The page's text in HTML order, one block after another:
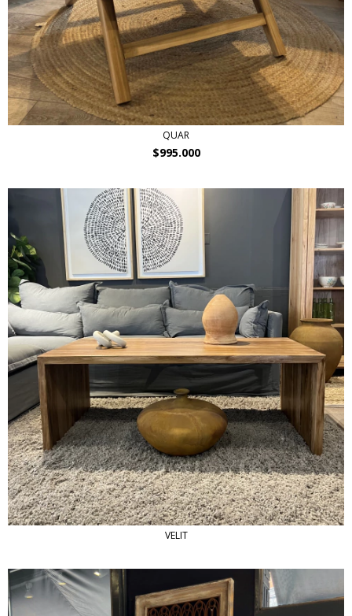
QUAR
$995.000
VELIT